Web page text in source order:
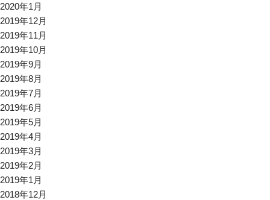
2020年1月
2019年12月
2019年11月
2019年10月
2019年9月
2019年8月
2019年7月
2019年6月
2019年5月
2019年4月
2019年3月
2019年2月
2019年1月
2018年12月